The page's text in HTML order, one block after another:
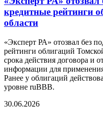
кредитные рейтинги
области
«Эксперт РА» отозвал без
рейтинги облигаций
срока действия договора и
информации для
Ранее у облигаций
уровне ruBBB.
30.06.2026